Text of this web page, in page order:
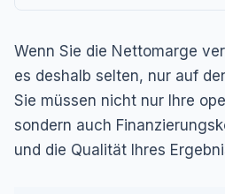
Wenn Sie die Nettomarge
es deshalb selten, nur auf
Sie müssen nicht nur Ihre
sondern auch
und die Qualität Ihres